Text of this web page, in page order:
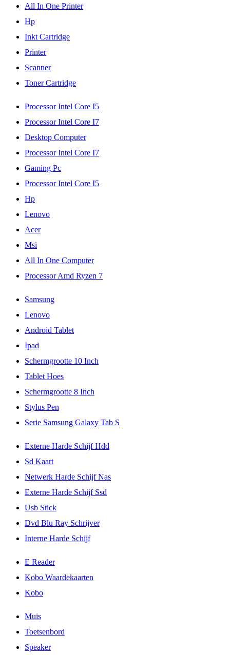
All In One Printer
Hp
Inkt Cartridge
Printer
Scanner
Toner Cartridge
Processor Intel Core I5
Processor Intel Core I7
Desktop Computer
Processor Intel Core I7
Gaming Pc
Processor Intel Core I5
Hp
Lenovo
Acer
Msi
All In One Computer
Processor Amd Ryzen 7
Samsung
Lenovo
Android Tablet
Ipad
Schermgrootte 10 Inch
Tablet Hoes
Schermgrootte 8 Inch
Stylus Pen
Serie Samsung Galaxy Tab S
Externe Harde Schijf Hdd
Sd Kaart
Netwerk Harde Schijf Nas
Externe Harde Schijf Ssd
Usb Stick
Dvd Blu Ray Schrijver
Interne Harde Schijf
E Reader
Kobo Waardekaarten
Kobo
Muis
Toetsenbord
Speaker